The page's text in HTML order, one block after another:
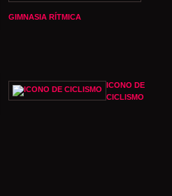
GIMNASIA RÍTMICA
ICONO DE
CICLISMO